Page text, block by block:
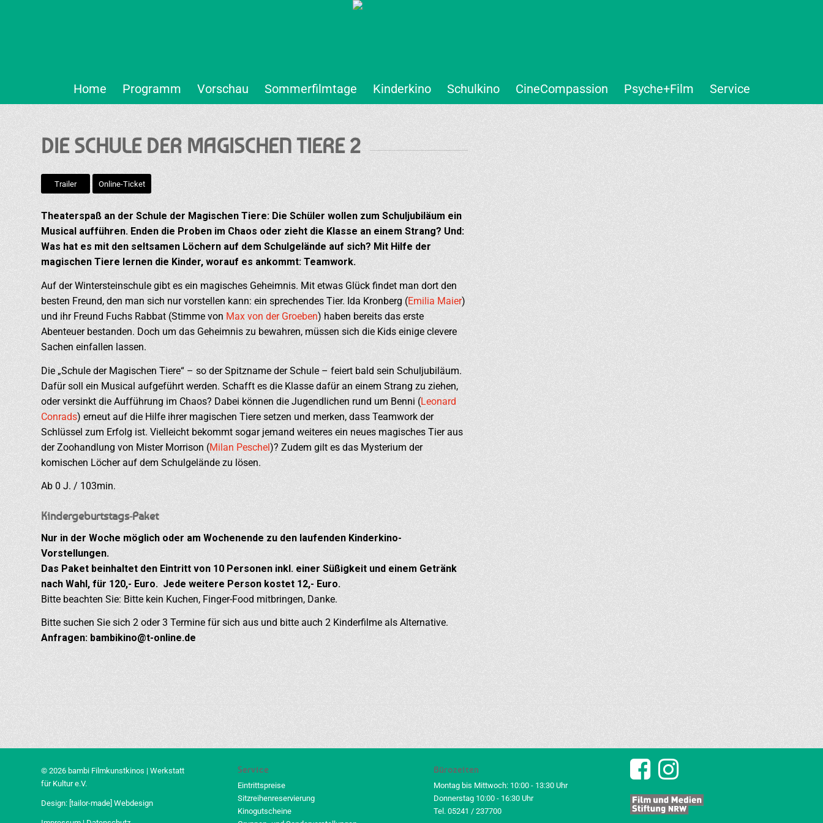
Home Programm Vorschau Sommerfilmtage Kinderkino Schulkino CineCompassion Psyche+Film Service
DIE SCHULE DER MAGISCHEN TIERE 2
Trailer Online-Ticket
Theaterspaß an der Schule der Magischen Tiere: Die Schüler wollen zum Schuljubiläum ein
Musical aufführen. Enden die Proben im Chaos oder zieht die Klasse an einem Strang? Und:
Was hat es mit den seltsamen Löchern auf dem Schulgelände auf sich? Mit Hilfe der
magischen Tiere lernen die Kinder, worauf es ankommt: Teamwork.
Auf der Wintersteinschule gibt es ein magisches Geheimnis. Mit etwas Glück findet man dort den
besten Freund, den man sich nur vorstellen kann: ein sprechendes Tier. Ida Kronberg (Emilia Maier)
und ihr Freund Fuchs Rabbat (Stimme von Max von der Groeben) haben bereits das erste
Abenteuer bestanden. Doch um das Geheimnis zu bewahren, müssen sich die Kids einige clevere
Sachen einfallen lassen.
Die „Schule der Magischen Tiere“ – so der Spitzname der Schule – feiert bald sein Schuljubiläum.
Dafür soll ein Musical aufgeführt werden. Schafft es die Klasse dafür an einem Strang zu ziehen,
oder versinkt die Aufführung im Chaos? Dabei können die Jugendlichen rund um Benni (Leonard
Conrads) erneut auf die Hilfe ihrer magischen Tiere setzen und merken, dass Teamwork der
Schlüssel zum Erfolg ist. Vielleicht bekommt sogar jemand weiteres ein neues magisches Tier aus
der Zoohandlung von Mister Morrison (Milan Peschel)? Zudem gilt es das Mysterium der
komischen Löcher auf dem Schulgelände zu lösen.
Ab 0 J. / 103min.
Kindergeburtstags-Paket
Nur in der Woche möglich oder am Wochenende zu den laufenden Kinderkino-
Vorstellungen.
Das Paket beinhaltet den Eintritt von 10 Personen inkl. einer Süßigkeit und einem Getränk
nach Wahl, für 120,- Euro. Jede weitere Person kostet 12,- Euro.
Bitte beachten Sie: Bitte kein Kuchen, Finger-Food mitbringen, Danke.
Bitte suchen Sie sich 2 oder 3 Termine für sich aus und bitte auch 2 Kinderfilme als Alternative.
Anfragen: bambikino@t-online.de
© 2026 bambi Filmkunstkinos | Werkstatt
für Kultur e.V.
Design: [tailor-made] Webdesign
Service
Eintrittspreise
Sitzreihenreservierung
Kinogutscheine
Bürozeiten
Montag bis Mittwoch: 10:00 - 13:30 Uhr
Donnerstag 10:00 - 16:30 Uhr
Tel. 05241 / 237700